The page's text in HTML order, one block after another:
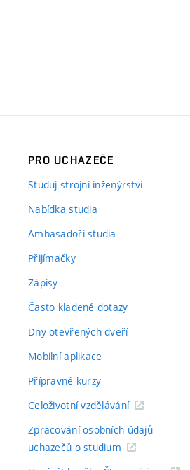
PRO UCHAZEČE
Studuj strojní inženýrství
Nabídka studia
Ambasadoři studia
Přijímačky
Zápisy
Často kladené dotazy
Dny otevřených dveří
Mobilní aplikace
Přípravné kurzy
Celoživotní vzdělávání
Zpracování osobních údajů
uchazečů o studium